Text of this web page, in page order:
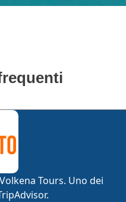
Tours. Uno dei